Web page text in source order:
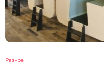
Разное